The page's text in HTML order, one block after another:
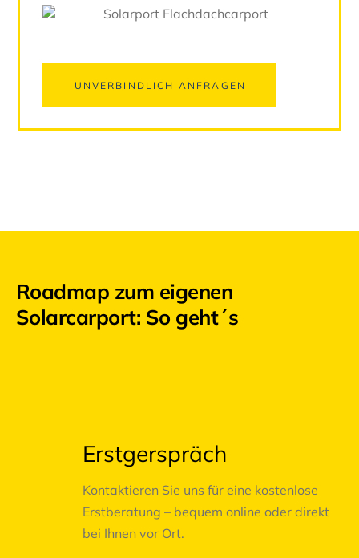
UNVERBINDLICH ANFRAGEN
Roadmap zum eigenen
Solarcarport: So geht´s​
01
Erstgerspräch
Kontaktieren Sie uns für eine kostenlose
Erstberatung – bequem online oder direkt
bei Ihnen vor Ort.